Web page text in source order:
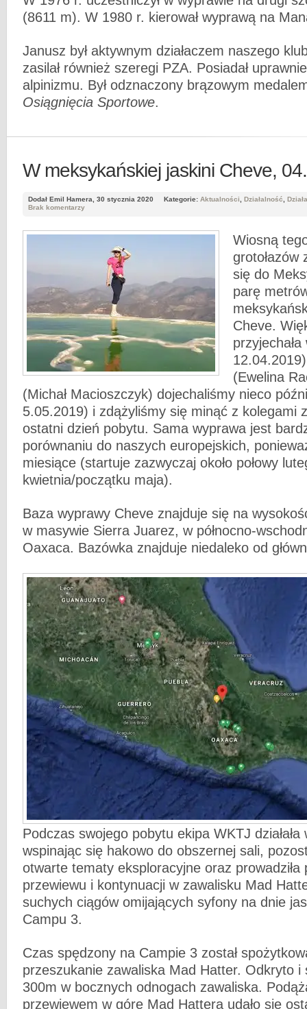
(8611 m). W 1980 r. kierował wyprawą na
Janusz był aktywnym działaczem naszego
zasilał również szeregi PZA. Posiadał
alpinizmu. Był odznaczony brązowym
Osiągnięcia Sportowe.
W meksykańskiej jaskini Cheve,
Dodał Emil Hamera, 30 stycznia 2020 Kategorie: Aktualności Działalność
Brak komentarzy
Wiosną
grotołazów
się do
parę
Cheve.
(Ewelina
(Michał Macioszczyk) dojechaliśmy nieco
5.05.2019) i zdążyliśmy się minąć z kolegami
ostatni dzień pobytu. Sama wyprawa jest
porównaniu do naszych europejskich,
miesiące (startuje zazwyczaj około połowy
kwietnia/początku maja).
Baza wyprawy Cheve znajduje się na
w masywie Sierra Juarez, w północno-
Oaxaca. Bazówka znajduje niedaleko od
Podczas swojego pobytu ekipa WKTJ
wspinając się hakowo do obszernej sali,
otwarte tematy eksploracyjne oraz prowadziła
przewiewu i kontynuacji w zawalisku Mad
suchych ciągów omijających syfony na dnie
Campu 3.
Czas spędzony na Campie 3 został
przeszukanie zawaliska Mad Hatter. Odkryto i
300m w bocznych odnogach zawaliska.
przewiewem w górę Mad Hattera udało się